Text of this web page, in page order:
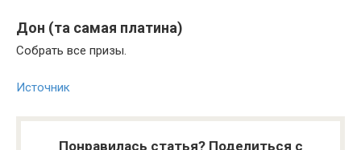
Дон (та самая платина)
Собрать все призы.
Источник
Понравилась статья? Поделиться с